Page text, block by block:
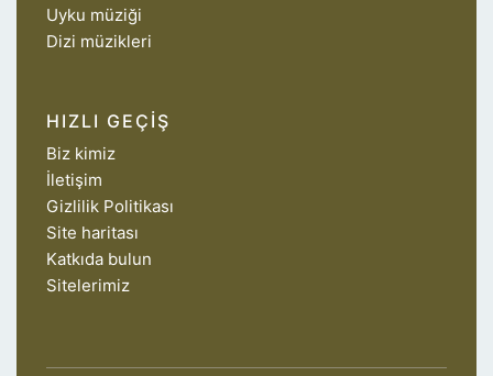
Uyku müziği
Dizi müzikleri
HIZLI GEÇIŞ
Biz kimiz
İletişim
Gizlilik Politikası
Site haritası
Katkıda bulun
Sitelerimiz